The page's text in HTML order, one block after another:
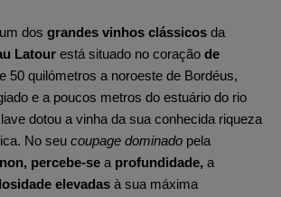
dos grandes vinhos clássicos da
Latour está situado no coração de
50 quilómetros a noroeste de Bordéus,
e a poucos metros do estuário do rio
dotou a vinha da sua conhecida riqueza
No seu coupage dominado pela
percebe-se a profundidade, a
elevadas à sua máxima